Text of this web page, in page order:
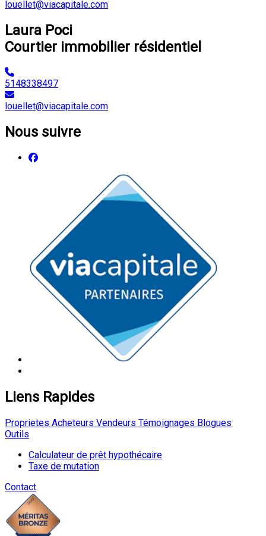
louellet@viacapitale.com
Laura Poci
Courtier immobilier résidentiel
5148338497
louellet@viacapitale.com
Nous suivre
Liens Rapides
Proprietes Acheteurs Vendeurs Témoignages Blogues
Outils
Calculateur de prêt hypothécaire
Taxe de mutation
Contact